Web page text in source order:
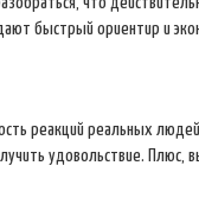
быстрый ориентир и
реакций реальных
удовольствие.